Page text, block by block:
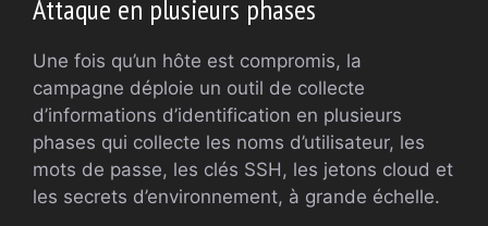
Attaque en plusieurs phases
Une fois qu’un hôte est compromis, la
campagne déploie un outil de collecte
d’informations d’identification en plusieurs
phases qui collecte les noms d’utilisateur, les
mots de passe, les clés SSH, les jetons cloud et
les secrets d’environnement, à grande échelle.